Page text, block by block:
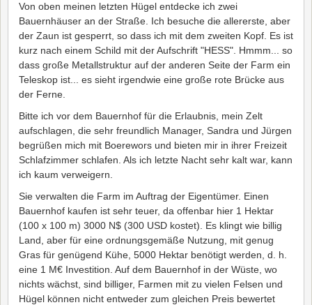
Von oben meinen letzten Hügel entdecke ich zwei
Bauernhäuser an der Straße. Ich besuche die allererste, aber
der Zaun ist gesperrt, so dass ich mit dem zweiten Kopf. Es ist
kurz nach einem Schild mit der Aufschrift "HESS". Hmmm... so
dass große Metallstruktur auf der anderen Seite der Farm ein
Teleskop ist... es sieht irgendwie eine große rote Brücke aus
der Ferne.
Bitte ich vor dem Bauernhof für die Erlaubnis, mein Zelt
aufschlagen, die sehr freundlich Manager, Sandra und Jürgen
begrüßen mich mit Boerewors und bieten mir in ihrer Freizeit
Schlafzimmer schlafen. Als ich letzte Nacht sehr kalt war, kann
ich kaum verweigern.
Sie verwalten die Farm im Auftrag der Eigentümer. Einen
Bauernhof kaufen ist sehr teuer, da offenbar hier 1 Hektar
(100 x 100 m) 3000 N$ (300 USD kostet). Es klingt wie billig
Land, aber für eine ordnungsgemäße Nutzung, mit genug
Gras für genügend Kühe, 5000 Hektar benötigt werden, d. h.
eine 1 M€ Investition. Auf dem Bauernhof in der Wüste, wo
nichts wächst, sind billiger, Farmen mit zu vielen Felsen und
Hügel können nicht entweder zum gleichen Preis bewertet